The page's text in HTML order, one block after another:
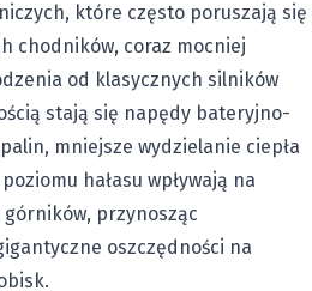
które często poruszają się
chodników, coraz mocniej
od klasycznych silników
stają się napędy bateryjno-
mniejsze wydzielanie ciepła
hałasu wpływają na
przynosząc
oszczędności na